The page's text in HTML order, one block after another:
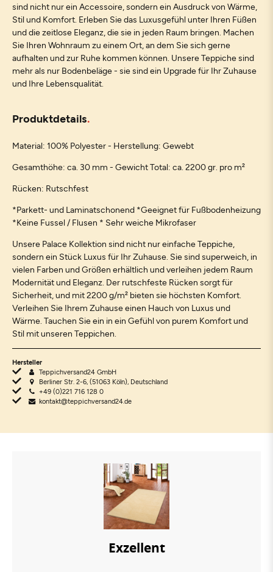
sind nicht nur ein Accessoire, sondern ein Ausdruck von Wärme,
Stil und Komfort. Erleben Sie das Luxusgefühl unter Ihren Füßen
und die zeitlose Eleganz, die sie in jeden Raum bringen. Machen
Sie Ihren Wohnraum zu einem Ort, an dem Sie sich gerne
aufhalten und zur Ruhe kommen können. Unsere Teppiche sind
mehr als nur Bodenbeläge - sie sind ein Upgrade für Ihr Zuhause
und Ihre Lebensqualität.
Produktdetails
Material: 100% Polyester - Herstellung: Gewebt
Gesamthöhe: ca. 30 mm - Gewicht Total: ca. 2200 gr. pro m²
Rücken: Rutschfest
*Parkett- und Laminatschonend *Geeignet für Fußbodenheizung
*Keine Fussel / Flusen * Sehr weiche Mikrofaser
Unsere Palace Kollektion sind nicht nur einfache Teppiche,
sondern ein Stück Luxus für Ihr Zuhause. Sie sind superweich, in
vielen Farben und Größen erhältlich und verleihen jedem Raum
Modernität und Eleganz. Der rutschfeste Rücken sorgt für
Sicherheit, und mit 2200 g/m² bieten sie höchsten Komfort.
Verleihen Sie Ihrem Zuhause einen Hauch von Luxus und
Wärme. Tauchen Sie ein in ein Gefühl von purem Komfort und
Stil mit unseren Teppichen.
Hersteller
Teppichversand24 GmbH
Berliner Str. 2-6, (51063 Köln), Deutschland
+49 (0)221 716 128 0
kontakt@teppichversand24.de
Exzellent